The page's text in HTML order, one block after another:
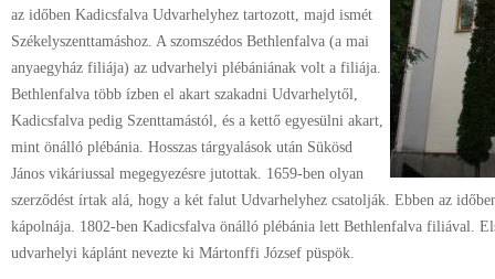
az időben Kadicsfalva Udvarhelyhez tartozott, majd ismét
Székelyszenttamáshoz. A szomszédos Bethlenfalva (a mai
anyaegyház filiája) az udvarhelyi plébániának volt a filiája.
Bethlenfalva több ízben el akart szakadni Udvarhelytől,
Kadicsfalva pedig Szenttamástól, és a kettő egyesülni akart,
mint önálló plébánia. Hosszas tárgyalások után Sükösd
János vikáriussal megegyezésre jutottak. 1659-ben olyan
szerződést írtak alá, hogy a két falut Udvarhelyhez csatolják. Ebben az
kápolnája. 1802-ben Kadicsfalva önálló plébánia lett Bethlenfalva filiával.
udvarhelyi káplánt nevezte ki Mártonffi József püspök.